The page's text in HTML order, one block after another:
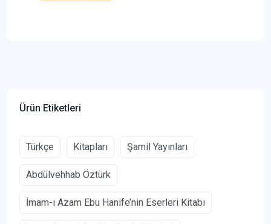
Ürün Etiketleri
Türkçe Kitapları Şamil Yayınları
Abdülvehhab Öztürk
İmam-ı Azam Ebu Hanife’nin Eserleri Kitabı